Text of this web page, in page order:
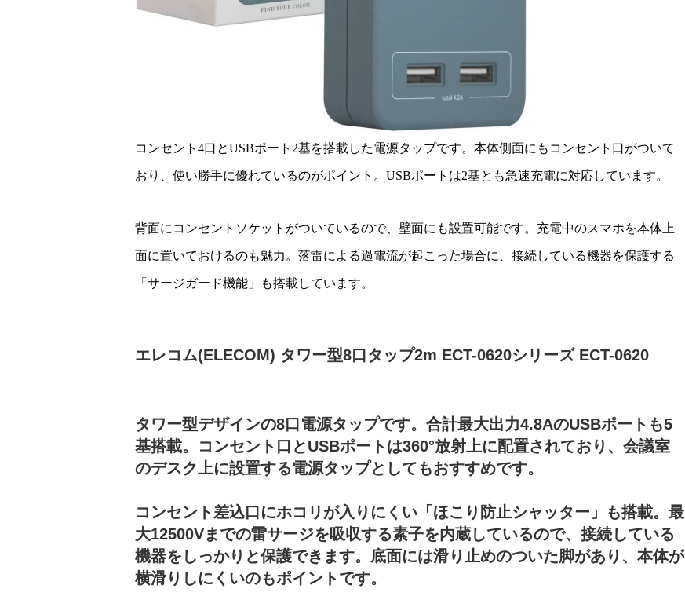
コンセント4口とUSBポート2基を搭載した電源タップです。本体側面にもコンセント口がついて
おり、使い勝手に優れているのがポイント。USBポートは2基とも急速充電に対応しています。
背面にコンセントソケットがついているので、壁面にも設置可能です。充電中のスマホを本体上
面に置いておけるのも魅力。落雷による過電流が起こった場合に、接続している機器を保護する
「サージガード機能」も搭載しています。
エレコム(ELECOM) タワー型8口タップ2m ECT-0620シリーズ ECT-0620
タワー型デザインの8口電源タップです。合計最大出力4.8AのUSBポートも5
基搭載。コンセント口とUSBポートは360°放射上に配置されており、会議室
のデスク上に設置する電源タップとしてもおすすめです。
コンセント差込口にホコリが入りにくい「ほこり防止シャッター」も搭載。最
大12500Vまでの雷サージを吸収する素子を内蔵しているので、接続している
機器をしっかりと保護できます。底面には滑り止めのついた脚があり、本体が
横滑りしにくいのもポイントです。